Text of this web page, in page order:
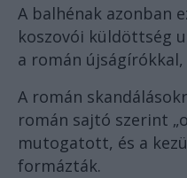
A balhénak azonban
koszovói küldöttség
a román
A román
román sajtó szerint
mutogatott, és a
formázták.